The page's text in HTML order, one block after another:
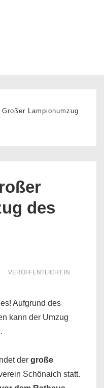
Lampionumzug
des
VERÖFFENTLICHT IN
Aufgrund des
kann der Umzug
der große
Schönaich statt.